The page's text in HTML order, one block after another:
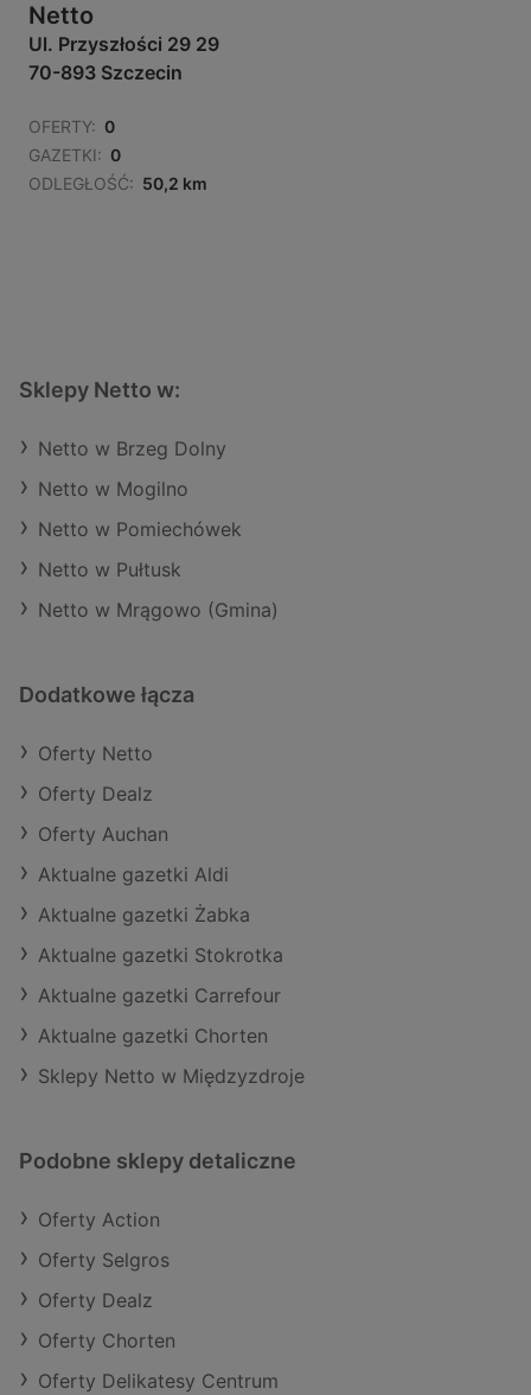
Netto
Ul. Przyszłości 29 29
70-893 Szczecin
OFERTY: 0
GAZETKI: 0
ODLEGŁOŚĆ: 50,2 km
Sklepy Netto w:
Netto w Brzeg Dolny
Netto w Mogilno
Netto w Pomiechówek
Netto w Pułtusk
Netto w Mrągowo (Gmina)
Dodatkowe łącza
Oferty Netto
Oferty Dealz
Oferty Auchan
Aktualne gazetki Aldi
Aktualne gazetki Żabka
Aktualne gazetki Stokrotka
Aktualne gazetki Carrefour
Aktualne gazetki Chorten
Sklepy Netto w Międzyzdroje
Podobne sklepy detaliczne
Oferty Action
Oferty Selgros
Oferty Dealz
Oferty Chorten
Oferty Delikatesy Centrum